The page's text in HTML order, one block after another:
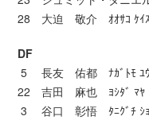
28 大迫 敬介 ｵｵｻｺ ｹｲｽｹ
DF
5 長友 佑都 ﾅｶﾞﾄﾓ ﾕｳﾄ
22 吉田 麻也 ﾖｼﾀﾞ ﾏﾔ（
3 谷口 彰悟 ﾀﾆｸﾞﾁ ｼｮｳ